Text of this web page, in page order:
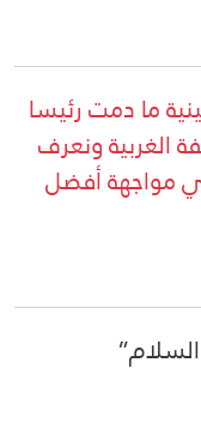
ما دمت رئيسا
الغربية ونعرف
مواجهة أفضل